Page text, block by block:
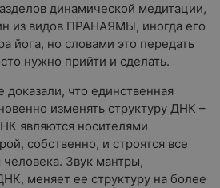
динамической медитации,
из видов ПРАНАЯМЫ, иногда его
йога, но словами это передать
нужно прийти и сделать.
что единственная
изменять структуру ДНК –
являются носителями
собственно, и строятся все
Звук мантры,
меняет ее структуру на более